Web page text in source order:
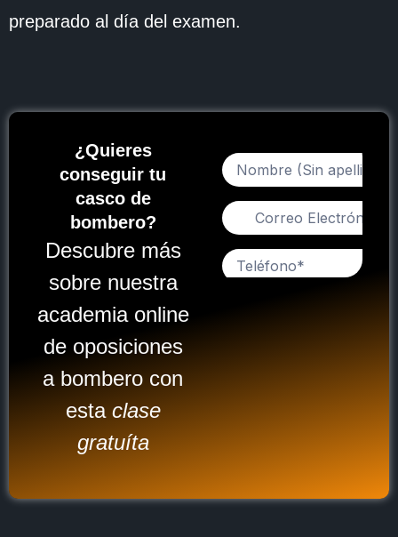
preparado al día del examen.
¿Quieres
conseguir tu
casco de
bombero?
Descubre más
sobre nuestra
academia online
de oposiciones
a bombero con
esta clase
gratuíta